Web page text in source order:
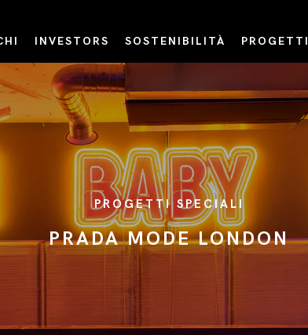
INVESTORS SOSTENIBILITÀ PROGETTI
PROGETTI SPECIALI
PRADA MODE LONDON